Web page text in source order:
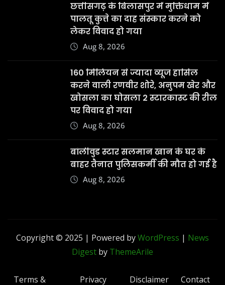
छत्तीसगढ़ के बिलासपुर में मुक्तिधाम में
पालतू कुत्ते का दाह संस्कार करने को
लेकर विवाद हो गया
Aug 8, 2026
160 मिलियन से ज्यादा व्यूज हासिल
करने वाली रणवीर शोरे, अनुपम खेर और
खोसला का घोसला 2 स्टारकास्ट की रील
पर विवाद हो गया
Aug 8, 2026
बॉलीवुड स्टार सलमान खान के घर के
बाहर तैनात पुलिसकर्मी की मौत हो गई है
Aug 8, 2026
Copyright © 2025 | Powered byWordPress | News
Digest by ThemeArile
Terms & Privacy Disclaimer Contact